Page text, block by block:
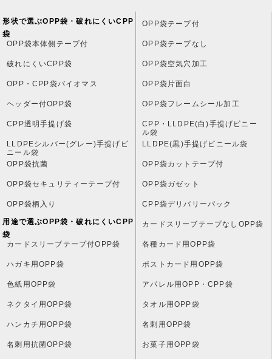
形状で選ぶOPP袋・破れにくいCPP
袋
OPP袋テープ付
OPP袋本体側テープ付 OPP袋テープなし
破れにくいCPP袋 OPP袋空気穴加工
OPP・CPP袋バイオマス OPP袋片面白
ヘッダー付OPP袋 OPP袋フレームシール加工
CPP透明手提げ袋
CPP・LLDPE(白)手提げビニー
ル袋
LLDPEシルバー(グレー)手提げビ
ニール袋
LLDPE(黒)手提げビニール袋
OPP袋抗菌 OPP袋カットテープ付
OPP袋セキュリティーテープ付 OPP袋ガゼット
OPP袋柄入り CPP袋デリバリーパック
用途で選ぶOPP袋・破れにくいCPP
袋
カードスリーブテープなしOPP袋
カードスリーブテープ付OPP袋 各種カード用OPP袋
ハガキ用OPP袋 ポストカード用OPP袋
色紙用OPP袋 アパレル用OPP・CPP袋
ネクタイ用OPP袋 タオル用OPP袋
ハンカチ用OPP袋 名刺用OPP袋
名刺用抗菌OPP袋 お菓子用OPP袋